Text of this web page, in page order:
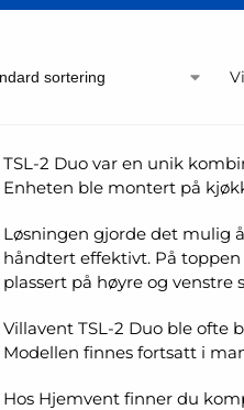
TSL-2 Duo var en unik
Enheten ble montert på
Løsningen gjorde det mulig
håndtert effektivt. På
plassert på høyre og venstre
Villavent TSL-2 Duo ble ofte
Modellen finnes fortsatt i
Hos Hjemvent finner du